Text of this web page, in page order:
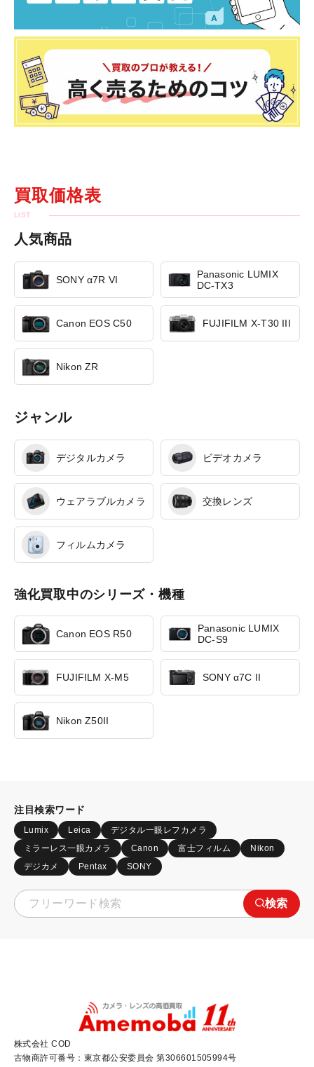
買取価格表
人気商品
SONY α7R VI
Panasonic LUMIX
DC-TX3
Canon EOS C50 FUJIFILM X-T30 III
Nikon ZR
ジャンル
デジタルカメラ ビデオカメラ
ウェアラブルカメラ 交換レンズ
フィルムカメラ
強化買取中のシリーズ・機種
Canon EOS R50
Panasonic LUMIX
DC-S9
FUJIFILM X-M5 SONY α7C II
Nikon Z50II
注目検索ワード
Lumix Leica
デジタル一眼レフカメラ
ミラーレス一眼カメラ
Canon 富士フィルム
Nikon
デジカメ
Pentax SONY
検索
株式会社 COD
古物商許可番号：東京都公安委員会 第306601505994号